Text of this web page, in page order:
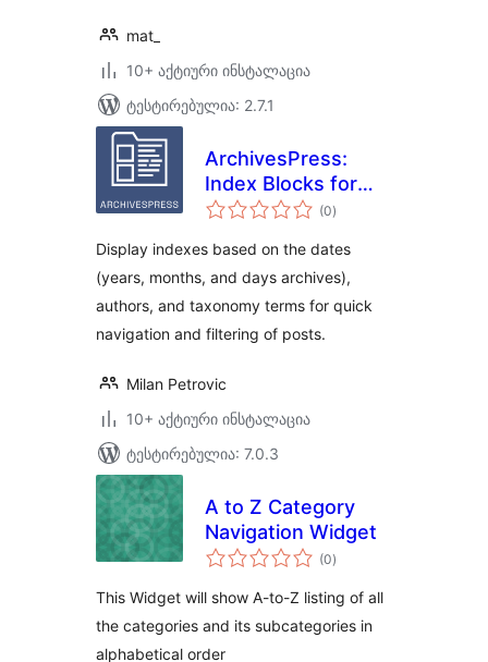
mat_
10+ აქტიური ინსტალაცია
ტესტირებულია: 2.7.1
ArchivesPress:
Index Blocks for
WordPress
(0საერთო
რეიტინგი
)
Display indexes based on the dates
(years, months, and days archives),
authors, and taxonomy terms for quick
navigation and filtering of posts.
Milan Petrovic
10+ აქტიური ინსტალაცია
ტესტირებულია: 7.0.3
A to Z Category
Navigation Widget
(0საერთო
რეიტინგი
)
This Widget will show A-to-Z listing of all
the categories and its subcategories in
alphabetical order